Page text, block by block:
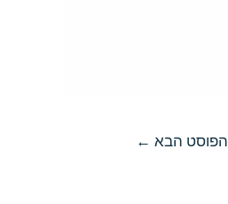
הפוסט הבא ←